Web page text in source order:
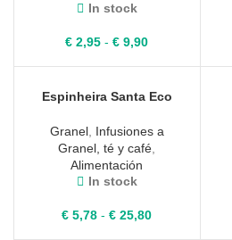
In stock
€ 2,95 - € 9,90Rango
desde
€ 9,90
Espinheira Santa Eco
Granel, Infusiones a
Granel, té y café
Alimentación
In stock
€ 5,78 - € 25,80Rango